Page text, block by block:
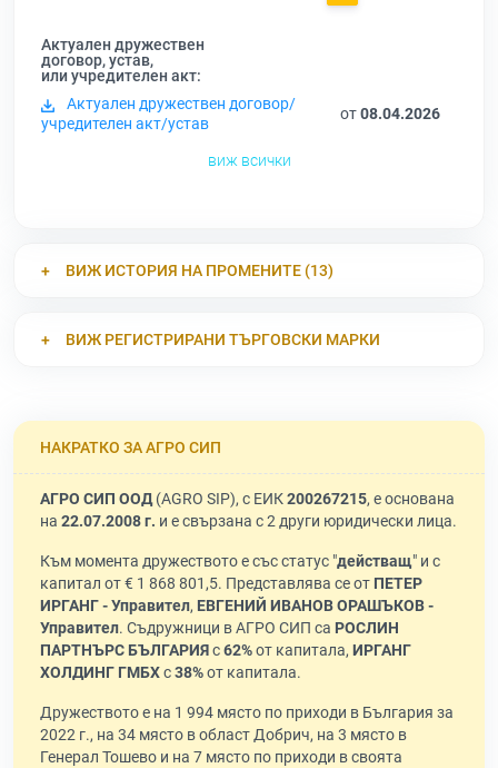
Актуален дружествен
договор, устав,
или учредителен акт:
Актуален дружествен договор/
учредителен акт/устав
от08.04.2026
виж всички
ВИЖ ИСТОРИЯ НА ПРОМЕНИТЕ (13)
ВИЖ РЕГИСТРИРАНИ ТЪРГОВСКИ МАРКИ
НАКРАТКО ЗА АГРО СИП
АГРО СИП ООД(AGRO SIP), с ЕИК200267215, е основана
на 22.07.2008 г. и е свързана с 2 други юридически лица.
Към момента дружеството е със статус "действащ" и с
капитал от € 1 868 801,5. Представлява се от ПЕТЕР
ИРГАНГ - Управител, ЕВГЕНИЙ ИВАНОВ ОРАШЪКОВ -
Управител. Съдружници в АГРО СИП са РОСЛИН
ПАРТНЪРС БЪЛГАРИЯс62%от капитала, ИРГАНГ
ХОЛДИНГ ГМБХс38%от капитала.
Дружеството е на 1 994 място по приходи в България за
2022 г., на 34 място в област Добрич, на 3 място в
Генерал Тошево и на 7 място по приходи в своята